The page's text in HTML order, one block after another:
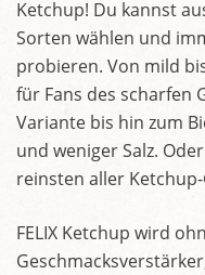
Ketchup! Du kannst
Sorten wählen und
probieren. Von mild
für Fans des scharfen
Variante bis hin zum
und weniger Salz.
reinsten aller
FELIX Ketchup wird